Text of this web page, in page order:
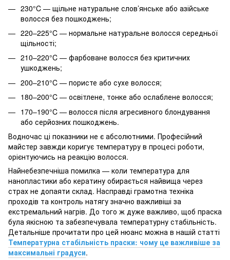
230°C — щільне натуральне слов’янське або азійське
волосся без пошкоджень;
220–225°C — нормальне натуральне волосся середньої
щільності;
210–220°C — фарбоване волосся без критичних
ушкоджень;
200–210°C — пористе або сухе волосся;
180–200°C — освітлене, тонке або ослаблене волосся;
170–190°C — волосся після агресивного блондування
або серйозних пошкоджень.
Водночас ці показники не є абсолютними. Професійний
майстер завжди коригує температуру в процесі роботи,
орієнтуючись на реакцію волосся.
Найнебезпечніша помилка — коли температура для
нанопластики або кератину обирається найвища через
страх не допаяти склад. Насправді грамотна техніка
проходів та контроль натягу значно важливіші за
екстремальний нагрів. До того ж дуже важливо, щоб праска
була якісною та забезпечувала температурну стабільність.
Детальніше прочитати про цей нюанс можна в нашій статті
Температурна стабільність праски: чому це важливіше за
максимальні градуси.